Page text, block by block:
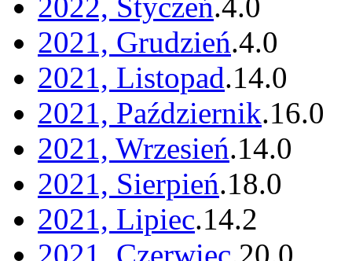
2022, Styczeń.4.0
2021, Grudzień.4.0
2021, Listopad.14.0
2021, Październik.16.0
2021, Wrzesień.14.0
2021, Sierpień.18.0
2021, Lipiec.14.2